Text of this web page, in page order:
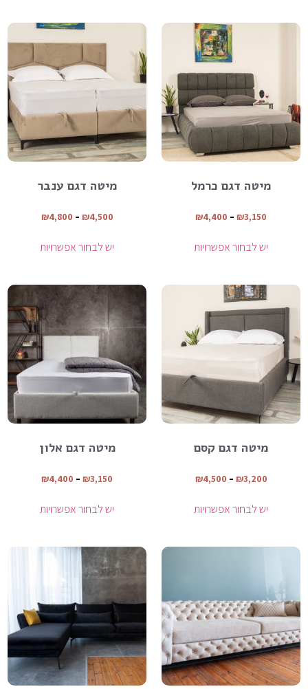
מיטה דגם כרמל
₪3,150
–
₪4,400
יש לבחור אפשרויות
מיטה דגם ענבר
₪4,500
–
₪4,800
יש לבחור אפשרויות
מיטה דגם קסם
₪3,200
–
₪4,500
יש לבחור אפשרויות
מיטה דגם אלון
₪3,150
–
₪4,400
יש לבחור אפשרויות